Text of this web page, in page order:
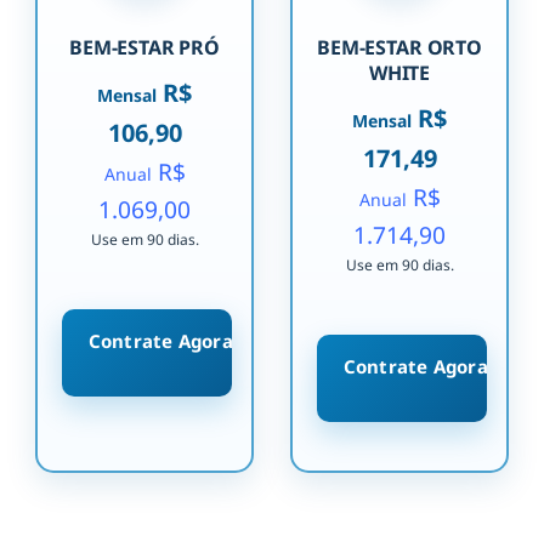
BEM-ESTAR PRÓ
Mensal R$
106,90
Anual R$
1.069,00
Use em 90 dias.
Contrate Agora
BEM-ESTAR ORTO
WHITE
Mensal R$
171,49
Anual R$
1.714,90
Use em 90 dias.
Contrate Agora